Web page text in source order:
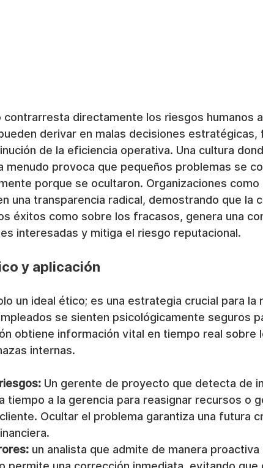
directamente los riesgos humanos
derivar en malas decisiones
de la eficiencia operativa. Una cultura
menudo provoca que pequeños problemas se
porque se ocultaron. Organizaciones como
una transparencia radical, demostrando que la
éxitos como sobre los fracasos, genera una
interesadas y mitiga el riesgo reputacional.
y aplicación
un ideal ético; es una estrategia crucial para
se sienten psicológicamente seguros
obtiene información vital en tiempo real sobre
internas.
Un gerente de proyecto que detecta de
tiempo a la gerencia para reasignar recursos o
Ocultar el problema garantiza una futura
un analista que admite de manera